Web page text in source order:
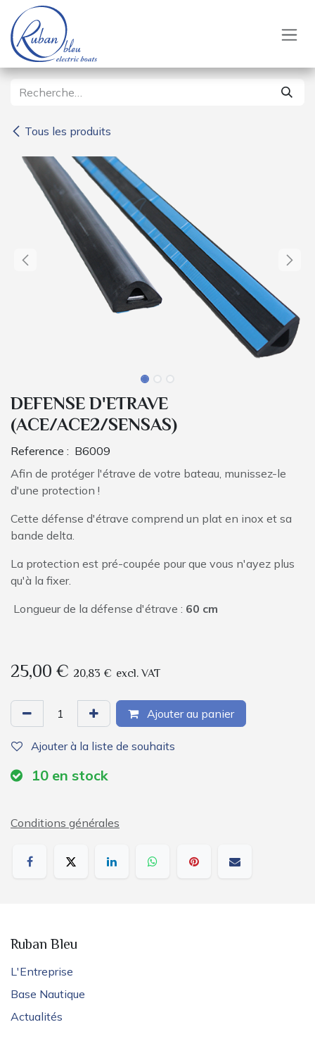
Se rendre au contenu
Tous les produits
DEFENSE D'ETRAVE
(ACE/ACE2/SENSAS)
Reference : B6009
Afin de protéger l'étrave de votre bateau, munissez-le
d'une protection !
Cette défense d'étrave comprend un plat en inox et sa
bande delta.
La protection est pré-coupée pour que vous n'ayez plus
qu'à la fixer.
Longueur de la défense d'étrave : 60 cm
25,00€ 20,83 € excl. VAT
Ajouter au panier
Ajouter à la liste de souhaits
10 en stock
Conditions générales
Ruban Bleu
L'Entreprise
Base Nautique
Actualités